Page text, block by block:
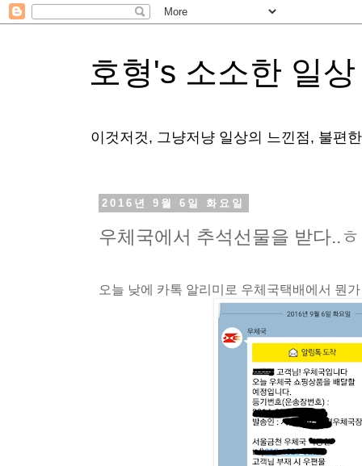
호형's 소소한 일상
이것저것, 그냥저냥 일상의 느낀점, 불편
2016년 9월 6일 화요일
우체국에서 추석선물을 받다..ㅎ
오늘 낮에 카톡 알리미로 우체국택배에서 뭔